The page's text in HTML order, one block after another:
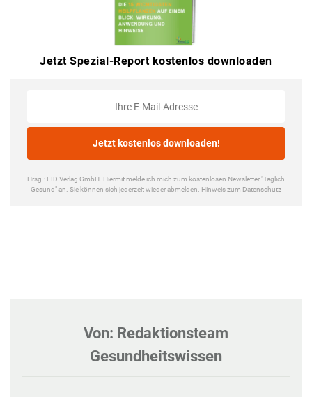
Von: Redaktionsteam
Gesundheitswissen